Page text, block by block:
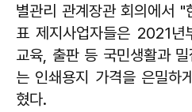
별관리 관계장관 회의에서 "
표 제지사업자들은 2021
교육, 출판 등 국민생활과
는 인쇄용지 가격을 은밀하
혔다.